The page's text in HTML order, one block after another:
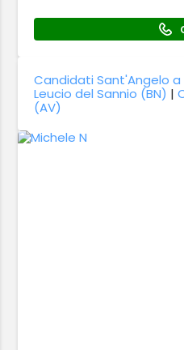
Candidati Sant'Angelo a
Leucio del Sannio (BN) |
(AV)